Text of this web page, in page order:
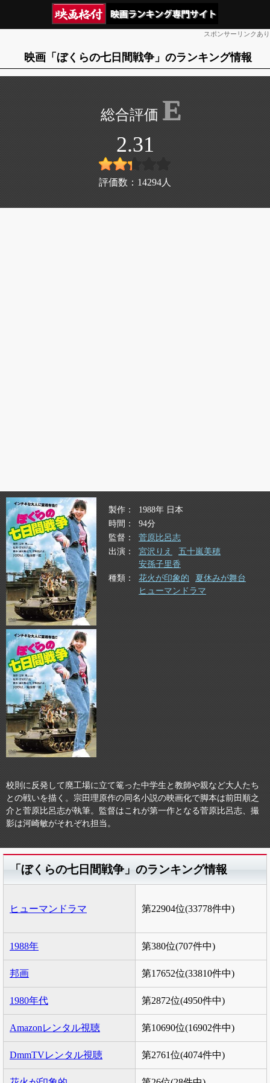
スポンサーリンクあり
映画「ぼくらの七日間戦争」のランキング情報
E
2.31
評価数： 14294 人
製作
1988年 日本
時間
94分
監督
菅原比呂志
出演
宮沢りえ
五十嵐美穂
安孫子里香
種類
花火が印象的
夏休みが舞台
ヒューマンドラマ
校則に反発して廃工場に立て篭った中学生と教師や親など大人たち
との戦いを描く。宗田理原作の同名小説の映画化で脚本は前田順之
介と菅原比呂志が執筆。監督はこれが第一作となる菅原比呂志、撮
影は河崎敏がそれぞれ担当。
「ぼくらの七日間戦争」のランキング情報
ヒューマンドラマ 第22904位(33778件中)
1988年 第380位(707件中)
邦画 第17652位(33810件中)
1980年代 第2872位(4950件中)
Amazonレンタル視聴 第10690位(16902件中)
DmmTVレンタル視聴 第2761位(4074件中)